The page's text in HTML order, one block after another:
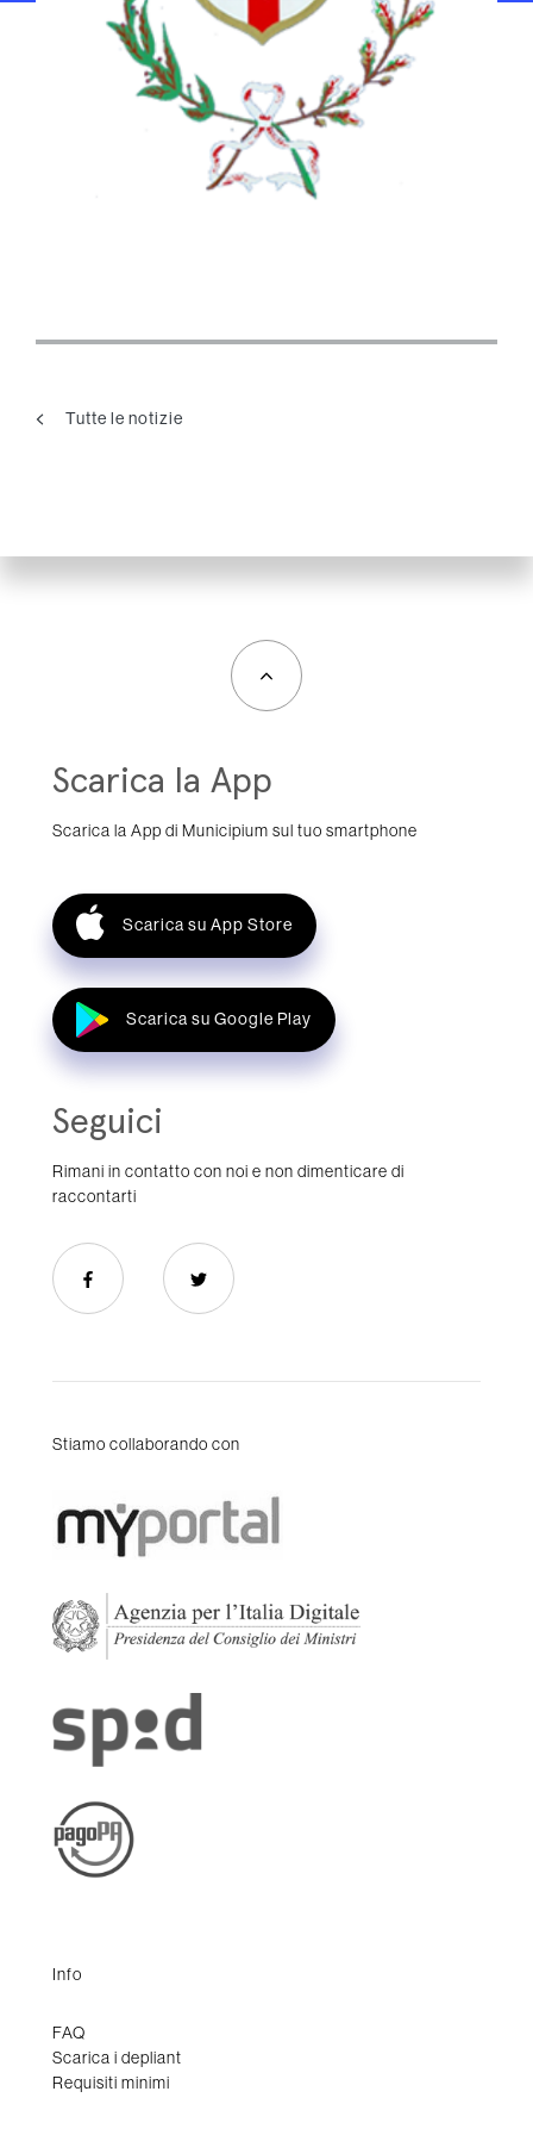
Tutte le notizie
Scarica la App
Scarica la App di Municipium sul tuo smartphone
Scarica su App Store
Scarica su Google Play
Seguici
Rimani in contatto con noi e non dimenticare di
raccontarti
Stiamo collaborando con
Info
FAQ
Scarica i depliant
Requisiti minimi